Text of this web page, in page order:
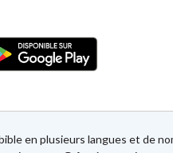
en plusieurs langues et de